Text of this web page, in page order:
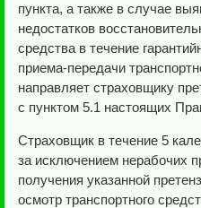
пункта, а также в случае
недостатков
средства в течение
приема-передачи
направляет страховщику
с пунктом 5.1 настоящих
Страховщик в течение 5
за исключением нерабочих
получения указанной
осмотр транспортного